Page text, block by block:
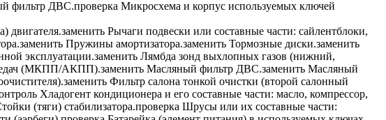
фильтр ДВС.проверка Микросхема и корпус используемых ключей
двигателя.заменить Рычаги подвески или составные части: сайлентблоки,
заменить Пружины амортизатора.заменить Тормозные диски.заменить
эксплуатации.заменить Лямбда зонд выхлопных газов (нижний,
(МКПП/АКПП).заменить Масляный фильтр ДВС.заменить Масляный
заменить Фильтр салона тонкой очистки (второй салонный
Хладогент кондиционера и его составные части: масло, компрессор,
(тяги) стабилизатора.проверка Шрусы или их составные части: